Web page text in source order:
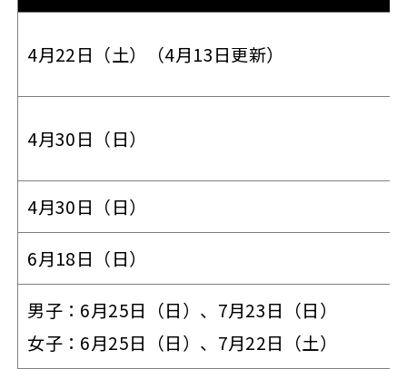
4月22日（土）（4月13日更新）
4月30日（日）
4月30日（日）
6月18日（日）
男子：6月25日（日）、7月23日（日）
女子：6月25日（日）、7月22日（土）